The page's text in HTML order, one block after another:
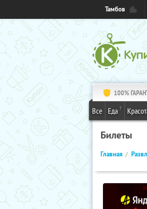
Тамбов
100%
Все Еда 7
Билеты
Главная